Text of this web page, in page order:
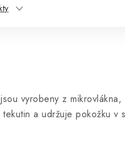
vyrobeny z
a udržuje pokožku